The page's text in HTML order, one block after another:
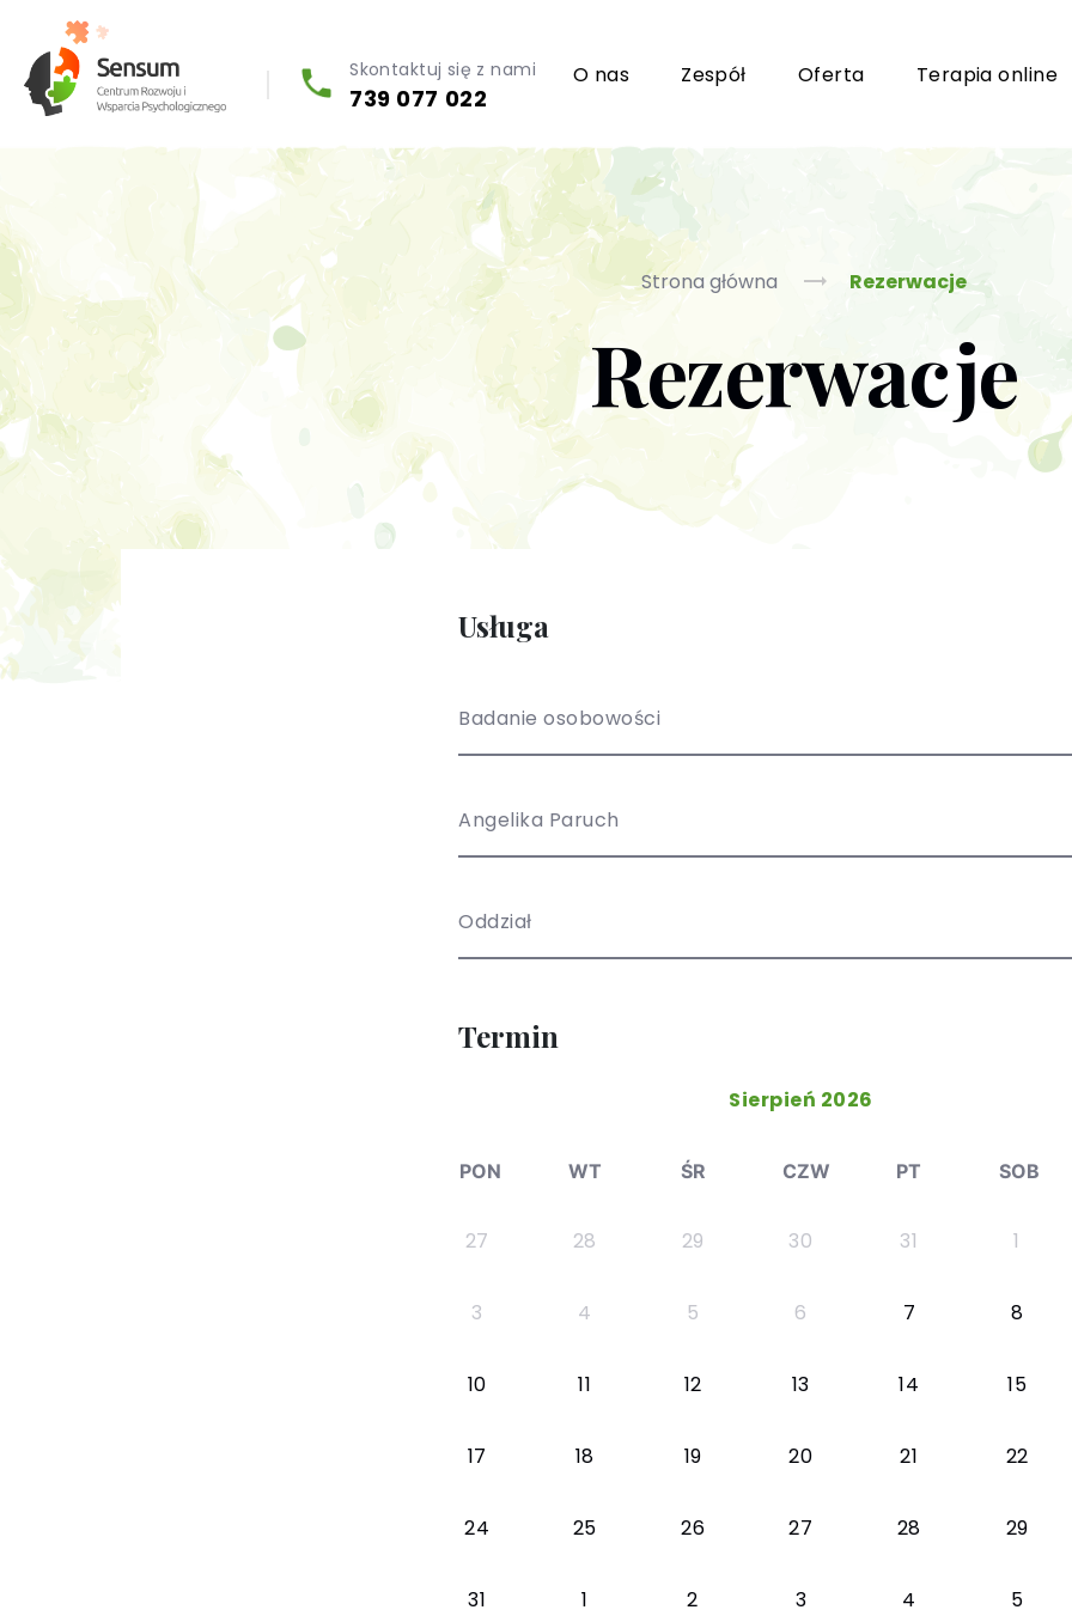
Skontaktuj się z nami
739 077 022
O nas Zespół Oferta Terapia online
Diagnoza psychologiczna (testy psychologiczne)
Konsultacja biegłego psychologa
Psychoterapia indywidualna (PL / EN)
Wsparcie dla firm
Grupy wsparcia i TUSy dla osób dorosłych
Poradnictwo seksuologiczne
Psychoterapia par i małżeństwa
Terapia uzależnień (PL / EN)
Strona główna Rezerwacje
Rezerwacje
Usługa
Badanie osobowości
Angelika Paruch
Oddział
Termin
Sierpień 2026
PON WT ŚR CZW PT SOB
27 28 29 30 31 1
3 4 5 6 7 8
10 11 12 13 14 15
17 18 19 20 21 22
24 25 26 27 28 29
31 1 2 3 4 5